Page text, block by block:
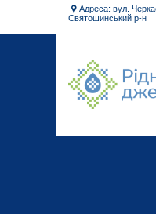
 Адреса: вул.
Святошинський р-н